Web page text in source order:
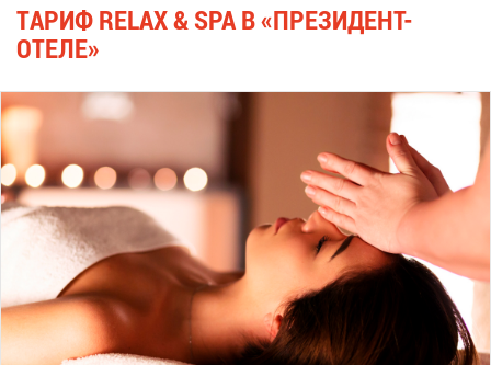
ТА­РИФ RELAX & SPA В «ПРЕ­ЗИ­ДЕНТ-
ОТЕ­ЛЕ»